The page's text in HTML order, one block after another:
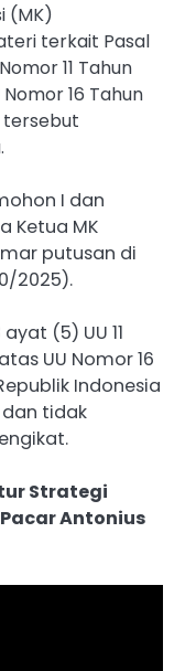
(MK)
terkait Pasal
11 Tahun
16 Tahun
tersebut
I dan
Ketua MK
putusan di
2025).
(5) UU 11
UU Nomor 16
Indonesia
dan tidak
Strategi
Antonius